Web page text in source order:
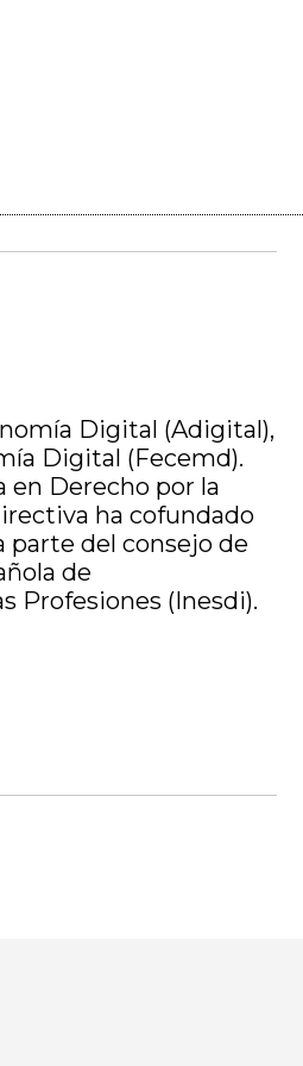
Digital (Adigital),
Digital (Fecemd).
en Derecho por la
ha cofundado
parte del consejo de
de
Profesiones (Inesdi).